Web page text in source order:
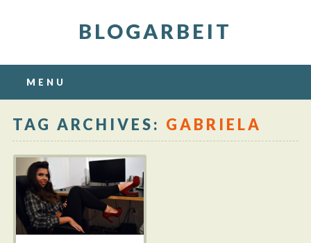
BLOGARBEIT
Main menu
MENU
TAG ARCHIVES: GABRIELA